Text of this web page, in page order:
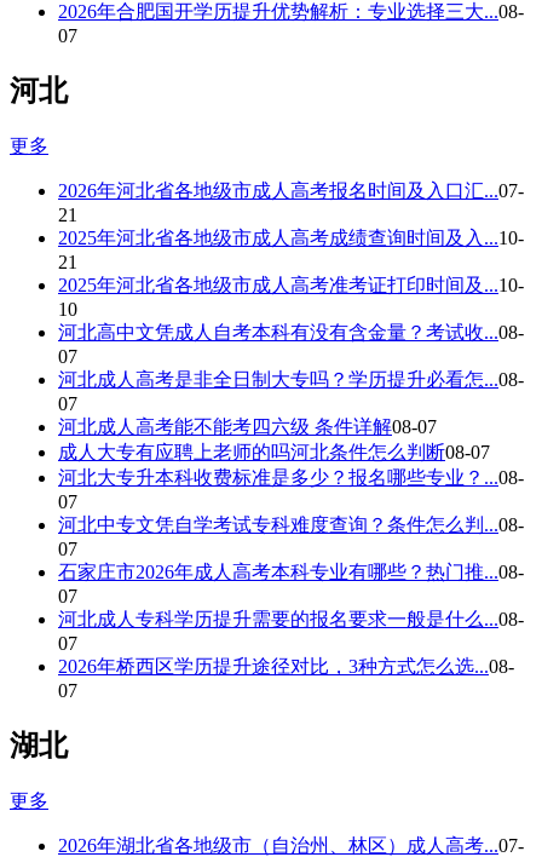
2026年合肥国开学历提升优势解析：专业选择三大...08-
07
河北
更多
2026年河北省各地级市成人高考报名时间及入口汇...07-
21
2025年河北省各地级市成人高考成绩查询时间及入...10-
21
2025年河北省各地级市成人高考准考证打印时间及...10-
10
河北高中文凭成人自考本科有没有含金量？考试收...08-
07
河北成人高考是非全日制大专吗？学历提升必看怎...08-
07
河北成人高考能不能考四六级 条件详解08-07
成人大专有应聘上老师的吗河北条件怎么判断08-07
河北大专升本科收费标准是多少？报名哪些专业？...08-
07
河北中专文凭自学考试专科难度查询？条件怎么判...08-
07
石家庄市2026年成人高考本科专业有哪些？热门推...08-
07
河北成人专科学历提升需要的报名要求一般是什么...08-
07
2026年桥西区学历提升途径对比，3种方式怎么选...08-
07
湖北
更多
2026年湖北省各地级市（自治州、林区）成人高考...07-